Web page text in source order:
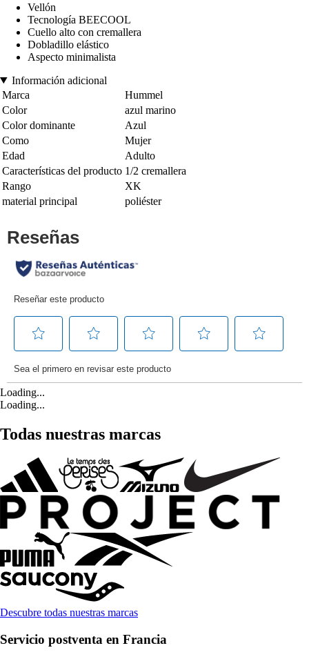
Vellón
Tecnología BEECOOL
Cuello alto con cremallera
Dobladillo elástico
Aspecto minimalista
Información adicional
Marca
Hummel
Color
azul marino
Color dominante
Azul
Como
Mujer
Edad
Adulto
Características del producto 1/2 cremallera
Rango
XK
material principal
poliéster
Loading...
Loading...
Todas nuestras marcas
Descubre todas nuestras marcas
Servicio postventa en Francia